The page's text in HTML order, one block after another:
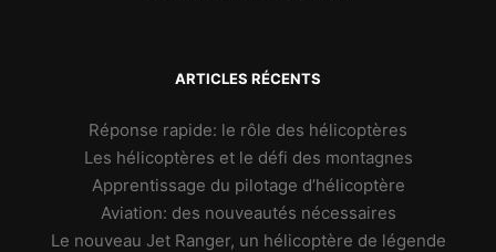
ARTICLES RÉCENTS
Réponse rapide: le rôle des hélicoptères
Les hélicoptères et le défi des montagnes
Apprentissage du pilotage d’hélicoptère
Aviation: des nouveautés nécessaires
Le nouveau Jet Ranger, un hélicoptère de légende